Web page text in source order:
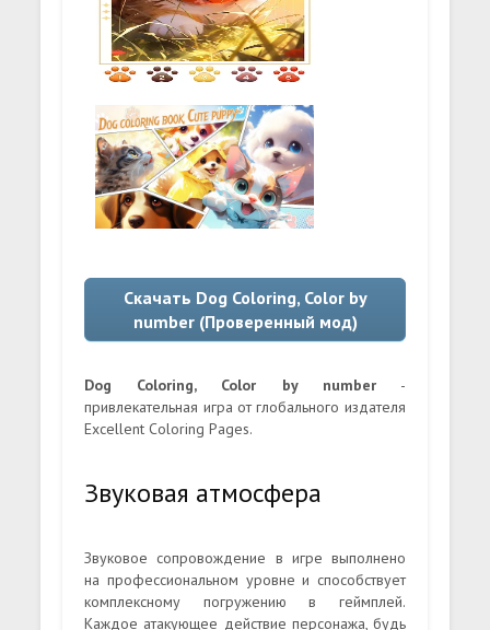
Скачать Dog Coloring, Color by
number (Проверенный мод)
Dog Coloring, Color by number-
привлекательная игра от глобального издателя
Excellent Coloring Pages.
Звуковая атмосфера
Звуковое сопровождение в игре выполнено
на профессиональном уровне и способствует
комплексному погружению в геймплей.
Каждое атакующее действие персонажа, будь